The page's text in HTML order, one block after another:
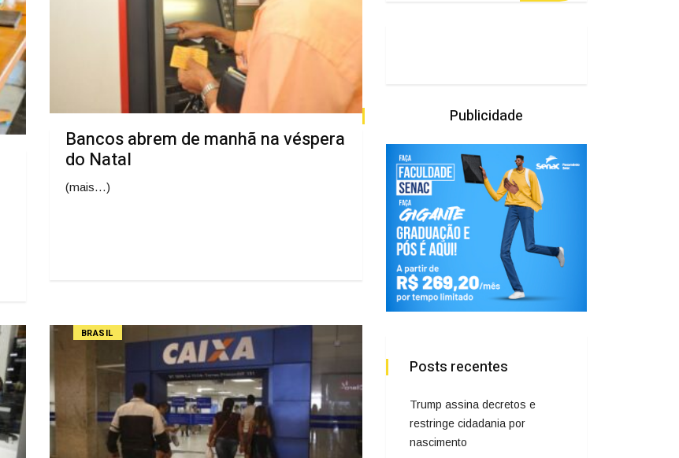
Bancos abrem de manhã na véspera
do Natal
(mais…)
BRASIL
Publicidade
Posts recentes
Trump assina decretos e
restringe cidadania por
nascimento